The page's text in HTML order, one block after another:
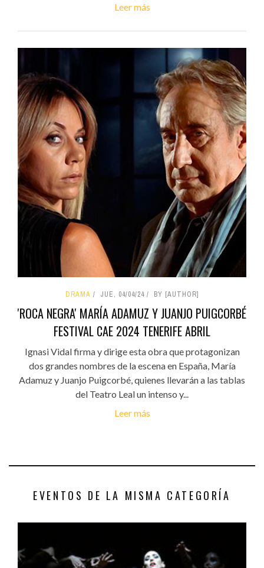
Leer más
DRAMA JUE, 04/04/24 BY [AUTHOR]
'ROCA NEGRA' MARÍA ADAMUZ Y JUANJO PUIGCORBÉ
FESTIVAL CAE 2024 TENERIFE ABRIL
Ignasi Vidal firma y dirige esta obra que protagonizan
dos grandes nombres de la escena en España, María
Adamuz y Juanjo Puigcorbé, quienes llevarán a las tablas
del Teatro Leal un intenso y...
Leer más
EVENTOS DE LA MISMA CATEGORÍA